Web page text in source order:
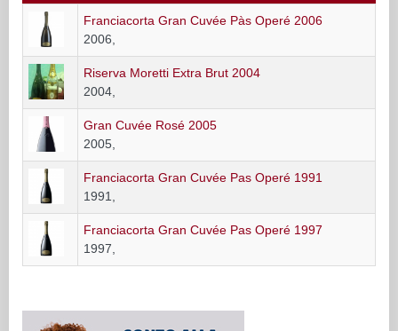
Franciacorta Gran Cuvée Pàs Operé 2006
2006,
Riserva Moretti Extra Brut 2004
2004,
Gran Cuvée Rosé 2005
2005,
Franciacorta Gran Cuvée Pas Operé 1991
1991,
Franciacorta Gran Cuvée Pas Operé 1997
1997,